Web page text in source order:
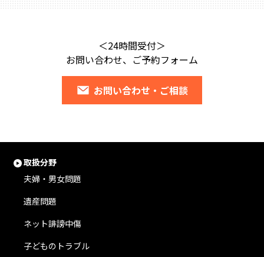
＜24時間受付＞
お問い合わせ、ご予約フォーム
お問い合わせ・ご相談
取扱分野
夫婦・男女問題
遺産問題
ネット誹謗中傷
子どものトラブル